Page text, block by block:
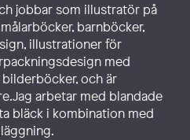
jobbar som illustratör på
barnböcker,
illustrationer för
med
och är
arbetar med blandade
bläck i kombination med